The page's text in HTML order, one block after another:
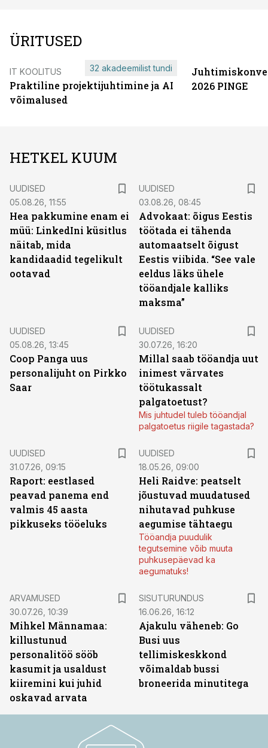
ÜRITUSED
IT KOOLITUS
Praktiline projektijuhtimine ja AI
võimalused
32 akadeemilist tundi
2026 PINGE
HETKEL KUUM
UUDISED
05.08.26, 11:55
Hea pakkumine enam ei
müü: LinkedIni küsitlus
näitab, mida
kandidaadid tegelikult
ootavad
UUDISED
03.08.26, 08:45
Advokaat: õigus Eestis
töötada ei tähenda
automaatselt õigust
Eestis viibida. “See vale
eeldus läks ühele
tööandjale kalliks
maksma”
UUDISED
05.08.26, 13:45
Coop Panga uus
personalijuht on Pirkko
Saar
UUDISED
30.07.26, 16:20
Millal saab tööandja uut
inimest värvates
töötukassalt
palgatoetust?
Mis juhtudel tuleb tööandjal
palgatoetus riigile tagastada?
UUDISED
31.07.26, 09:15
Raport: eestlased
peavad panema end
valmis 45 aasta
pikkuseks tööeluks
UUDISED
18.05.26, 09:00
Heli Raidve: peatselt
jõustuvad muudatused
nihutavad puhkuse
aegumise tähtaegu
Tööandja puudulik
tegutsemine võib muuta
puhkusepäevad ka
aegumatuks!
ARVAMUSED
30.07.26, 10:39
Mihkel Männamaa:
killustunud
personalitöö sööb
kasumit ja usaldust
kiiremini kui juhid
oskavad arvata
SISUTURUNDUS
16.06.26, 16:12
Ajakulu väheneb: Go
Busi uus
tellimiskeskkond
võimaldab bussi
broneerida minutitega